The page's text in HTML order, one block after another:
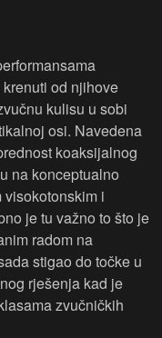
od njihove
kulisu u sobi
osi. Navedena
koaksijalnog
na konceptualno
i
je tu važno to što je
radom na
stigao do točke u
rješenja kad je
zvučničkih